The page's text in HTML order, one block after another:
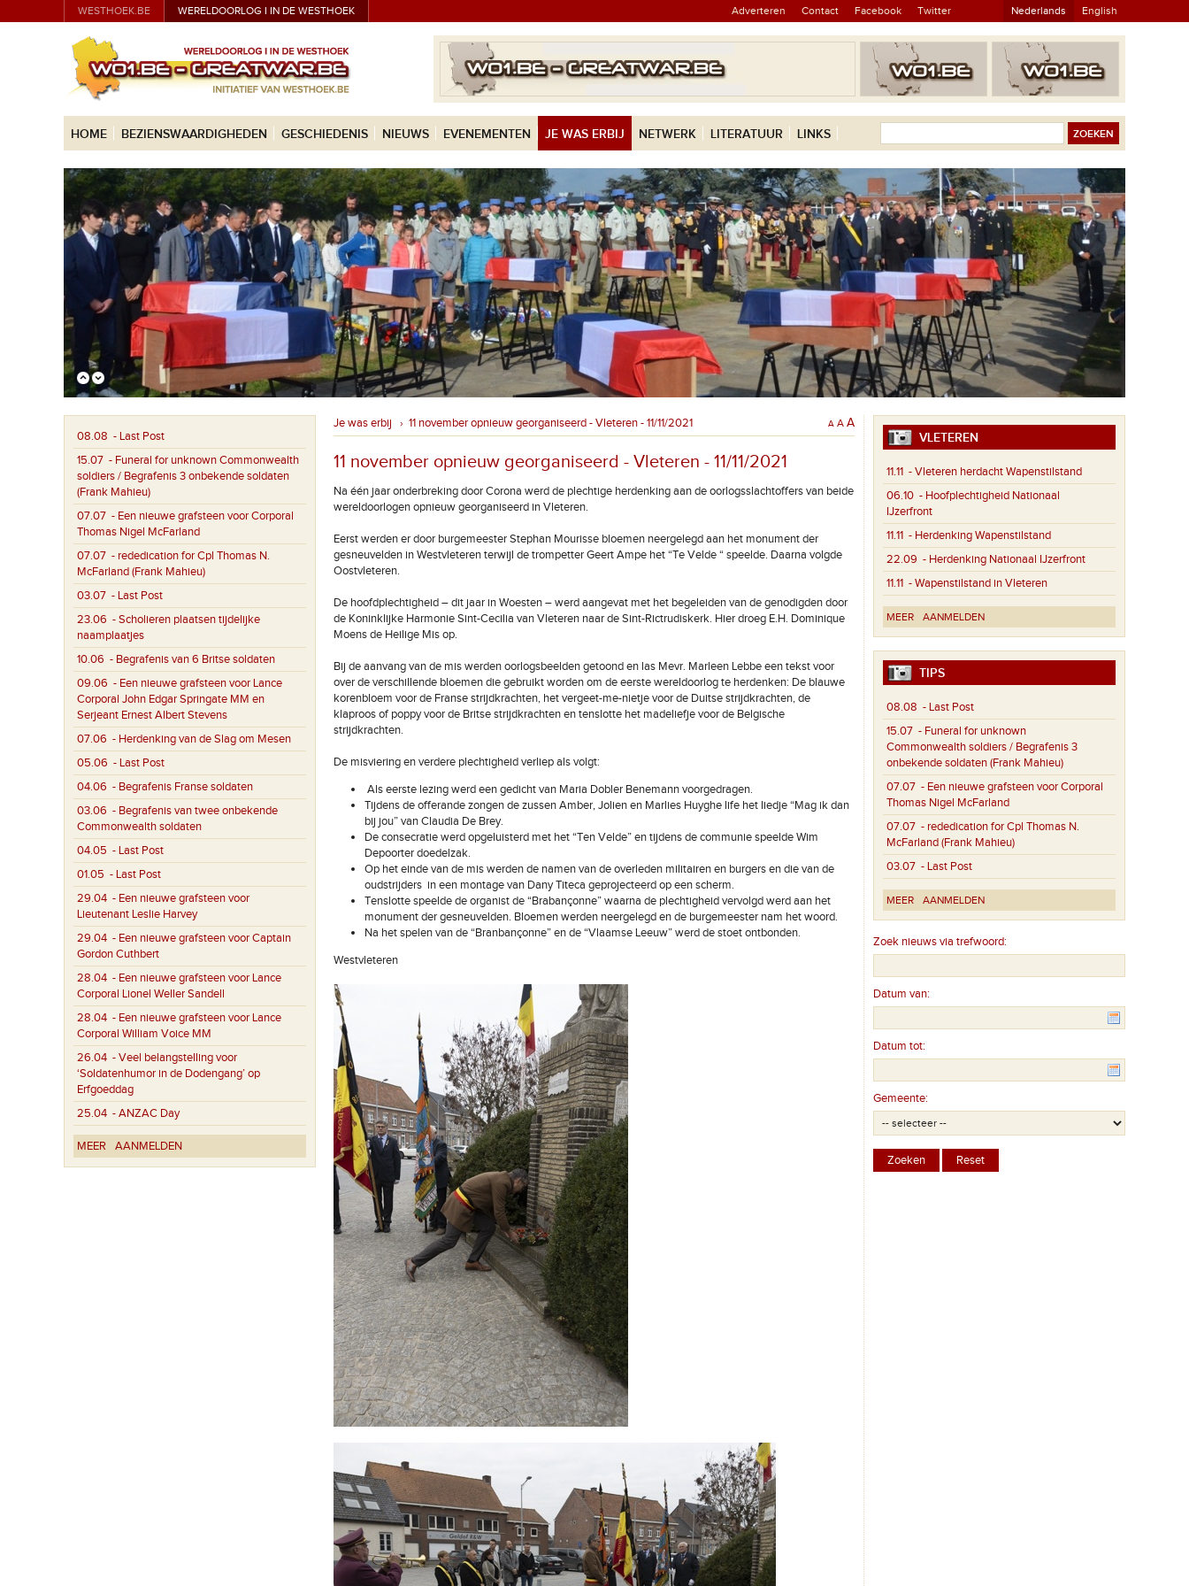
WESTHOEK.BE WERELDOORLOG I IN DE WESTHOEK Adverteren Contact Facebook Twitter Nederlands English
HOME BEZIENSWAARDIGHEDEN GESCHIEDENIS NIEUWS EVENEMENTEN JE WAS ERBIJ NETWERK LITERATUUR LINKS
08.08 - Last Post
15.07 - Funeral for unknown Commonwealth
soldiers / Begrafenis 3 onbekende soldaten
(Frank Mahieu)
07.07 - Een nieuwe grafsteen voor Corporal
Thomas Nigel McFarland
07.07 - rededication for Cpl Thomas N.
McFarland (Frank Mahieu)
03.07 - Last Post
23.06 - Scholieren plaatsen tijdelijke
naamplaatjes
10.06 - Begrafenis van 6 Britse soldaten
09.06 - Een nieuwe grafsteen voor Lance
Corporal John Edgar Springate MM en
Serjeant Ernest Albert Stevens
07.06 - Herdenking van de Slag om Mesen
05.06 - Last Post
04.06 - Begrafenis Franse soldaten
03.06 - Begrafenis van twee onbekende
Commonwealth soldaten
04.05 - Last Post
01.05 - Last Post
29.04 - Een nieuwe grafsteen voor
Lieutenant Leslie Harvey
29.04 - Een nieuwe grafsteen voor Captain
Gordon Cuthbert
28.04 - Een nieuwe grafsteen voor Lance
Corporal Lionel Weller Sandell
28.04 - Een nieuwe grafsteen voor Lance
Corporal William Voice MM
26.04 - Veel belangstelling voor
‘Soldatenhumor in de Dodengang’ op
Erfgoeddag
25.04 - ANZAC Day
MEER AANMELDEN
Je was erbij › 11 november opnieuw georganiseerd - Vleteren - 11/11/2021 A A A
11 november opnieuw georganiseerd - Vleteren - 11/11/2021
Na één jaar onderbreking door Corona werd de plechtige herdenking aan de oorlogsslachtoffers van beide
wereldoorlogen opnieuw georganiseerd in Vleteren.
Eerst werden er door burgemeester Stephan Mourisse bloemen neergelegd aan het monument der
gesneuvelden in Westvleteren terwijl de trompetter Geert Ampe het “Te Velde “ speelde. Daarna volgde
Oostvleteren.
De hoofdplechtigheid – dit jaar in Woesten – werd aangevat met het begeleiden van de genodigden door
de Koninklijke Harmonie Sint-Cecilia van Vleteren naar de Sint-Rictrudiskerk. Hier droeg E.H. Dominique
Moens de Heilige Mis op.
Bij de aanvang van de mis werden oorlogsbeelden getoond en las Mevr. Marleen Lebbe een tekst voor
over de verschillende bloemen die gebruikt worden om de eerste wereldoorlog te herdenken: De blauwe
korenbloem voor de Franse strijdkrachten, het vergeet-me-nietje voor de Duitse strijdkrachten, de
klaproos of poppy voor de Britse strijdkrachten en tenslotte het madeliefje voor de Belgische
strijdkrachten.
De misviering en verdere plechtigheid verliep als volgt:
Als eerste lezing werd een gedicht van Maria Dobler Benemann voorgedragen.
Tijdens de offerande zongen de zussen Amber, Jolien en Marlies Huyghe life het liedje “Mag ik dan
bij jou” van Claudia De Brey.
De consecratie werd opgeluisterd met het “Ten Velde” en tijdens de communie speelde Wim
Depoorter doedelzak.
Op het einde van de mis werden de namen van de overleden militairen en burgers en die van de
oudstrijders in een montage van Dany Titeca geprojecteerd op een scherm.
Tenslotte speelde de organist de “Brabançonne” waarna de plechtigheid vervolgd werd aan het
monument der gesneuvelden. Bloemen werden neergelegd en de burgemeester nam het woord.
Na het spelen van de “Branbançonne” en de “Vlaamse Leeuw” werd de stoet ontbonden.
Westvleteren
VLETEREN
11.11 - Vleteren herdacht Wapenstilstand
06.10 - Hoofplechtigheid Nationaal
IJzerfront
11.11 - Herdenking Wapenstilstand
22.09 - Herdenking Nationaal IJzerfront
11.11 - Wapenstilstand in Vleteren
MEER AANMELDEN
TIPS
08.08 - Last Post
15.07 - Funeral for unknown
Commonwealth soldiers / Begrafenis 3
onbekende soldaten (Frank Mahieu)
07.07 - Een nieuwe grafsteen voor Corporal
Thomas Nigel McFarland
07.07 - rededication for Cpl Thomas N.
McFarland (Frank Mahieu)
03.07 - Last Post
MEER AANMELDEN
Zoek nieuws via trefwoord:
Datum van:
Datum tot:
Gemeente: